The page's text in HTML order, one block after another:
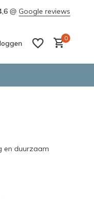
en GLS. Wij
@ Google reviews
0
en duurzaam